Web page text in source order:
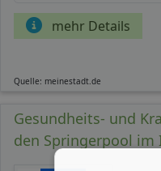
mehr Details
Quelle: meinestadt.de
Gesundheits- und
den Springerpool im